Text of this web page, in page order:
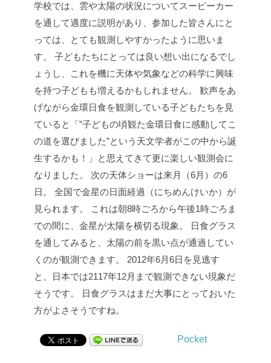
学校では、雲や太陽の状況についてスーピーカー
を通して適度に説明があり、参加した皆さんにと
っては、とても観測しやすかったように思いま
す。
子どもたちにとっては良い想い出になるでし
ょうし、これを機に天体や気象などの科学に興味
を持つ子どもも増えるかもしれません。
歓声をあ
げながら金環日食を観測している子どもたちを見
ていると「”子どもの頃観た金環日食に感動してこ
の道を選びました”という天文学者がこの中から誕
生するかも！」と思えてきて更に楽しい観測会に
なりました。
次の天体ショーは来月（6月）の6
日。
全国で金星の日面経過（にちめんけいか）が
見られます。
これは朝8時ごろから午後1時ごろま
での間に、金星が太陽を横切る現象。
日食グラス
を通してみると、太陽の前を黒い点が通過してい
くのが観測できます。
2012年6月6日を見逃す
と、日本では2117年12月まで観測できない現象だ
そうです。
日食グラスはまだ大事にとっておいた
方がよさそうですね。
Pocket